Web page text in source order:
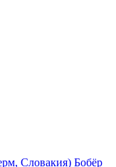
Словакия) Бобёр